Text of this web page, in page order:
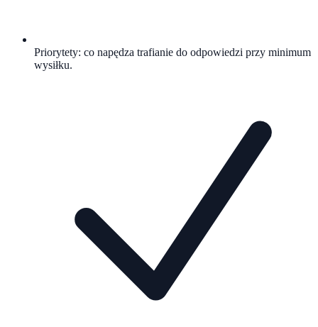
Priorytety: co napędza trafianie do odpowiedzi przy minimum
wysiłku.